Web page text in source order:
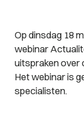
Op dinsdag 18
webinar
uitspraken over
Het webinar is
specialisten.